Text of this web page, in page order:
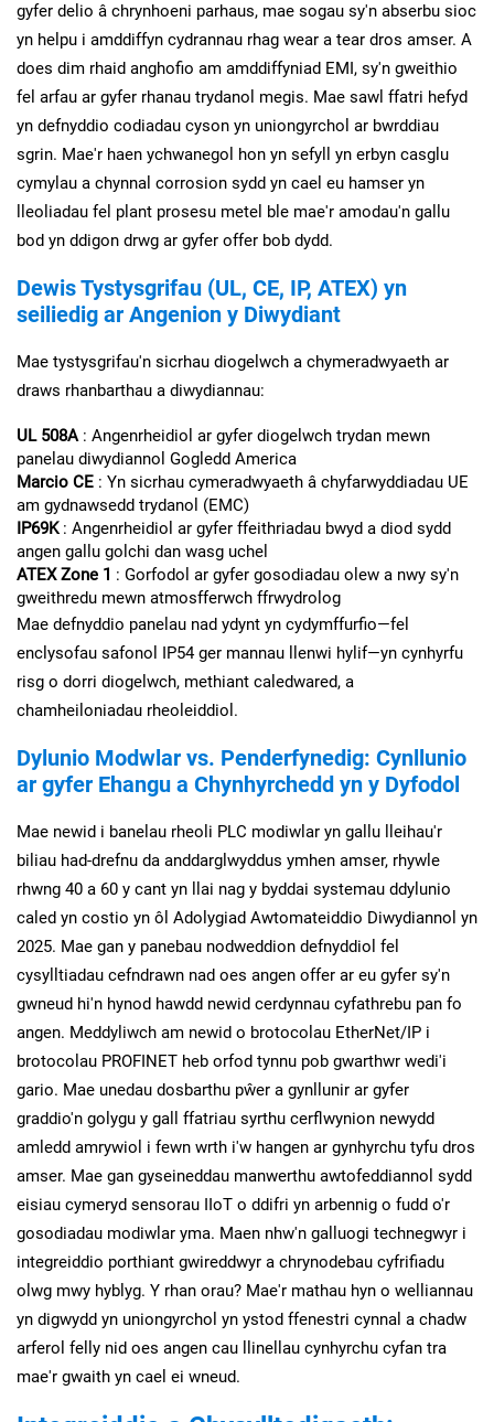
gyfer delio â chrynhoeni parhaus, mae sogau sy'n abserbu sioc
yn helpu i amddiffyn cydrannau rhag wear a tear dros amser. A
does dim rhaid anghofio am amddiffyniad EMI, sy'n gweithio
fel arfau ar gyfer rhanau trydanol megis. Mae sawl ffatri hefyd
yn defnyddio codiadau cyson yn uniongyrchol ar bwrddiau
sgrin. Mae'r haen ychwanegol hon yn sefyll yn erbyn casglu
cymylau a chynnal corrosion sydd yn cael eu hamser yn
lleoliadau fel plant prosesu metel ble mae'r amodau'n gallu
bod yn ddigon drwg ar gyfer offer bob dydd.
Dewis Tystysgrifau (UL, CE, IP, ATEX) yn
seiliedig ar Angenion y Diwydiant
Mae tystysgrifau'n sicrhau diogelwch a chymeradwyaeth ar
draws rhanbarthau a diwydiannau:
UL 508A : Angenrheidiol ar gyfer diogelwch trydan mewn
panelau diwydiannol Gogledd America
Marcio CE : Yn sicrhau cymeradwyaeth â chyfarwyddiadau UE
am gydnawsedd trydanol (EMC)
IP69K : Angenrheidiol ar gyfer ffeithriadau bwyd a diod sydd
angen gallu golchi dan wasg uchel
ATEX Zone 1 : Gorfodol ar gyfer gosodiadau olew a nwy sy'n
gweithredu mewn atmosfferwch ffrwydrolog
Mae defnyddio panelau nad ydynt yn cydymffurfio—fel
enclysofau safonol IP54 ger mannau llenwi hylif—yn cynhyrfu
risg o dorri diogelwch, methiant caledwared, a
chamheiloniadau rheoleiddiol.
Dylunio Modwlar vs. Penderfynedig: Cynllunio
ar gyfer Ehangu a Chynhyrchedd yn y Dyfodol
Mae newid i banelau rheoli PLC modiwlar yn gallu lleihau'r
biliau had-drefnu da anddarglwyddus ymhen amser, rhywle
rhwng 40 a 60 y cant yn llai nag y byddai systemau ddylunio
caled yn costio yn ôl Adolygiad Awtomateiddio Diwydiannol yn
2025. Mae gan y panebau nodweddion defnyddiol fel
cysylltiadau cefndrawn nad oes angen offer ar eu gyfer sy'n
gwneud hi'n hynod hawdd newid cerdynnau cyfathrebu pan fo
angen. Meddyliwch am newid o brotocolau EtherNet/IP i
brotocolau PROFINET heb orfod tynnu pob gwarthwr wedi'i
gario. Mae unedau dosbarthu pŵer a gynllunir ar gyfer
graddio'n golygu y gall ffatriau syrthu cerflwynion newydd
amledd amrywiol i fewn wrth i'w hangen ar gynhyrchu tyfu dros
amser. Mae gan gyseineddau manwerthu awtofeddiannol sydd
eisiau cymeryd sensorau IIoT o ddifri yn arbennig o fudd o'r
gosodiadau modiwlar yma. Maen nhw'n galluogi technegwyr i
integreiddio porthiant gwireddwyr a chrynodebau cyfrifiadu
olwg mwy hyblyg. Y rhan orau? Mae'r mathau hyn o welliannau
yn digwydd yn uniongyrchol yn ystod ffenestri cynnal a chadw
arferol felly nid oes angen cau llinellau cynhyrchu cyfan tra
mae'r gwaith yn cael ei wneud.